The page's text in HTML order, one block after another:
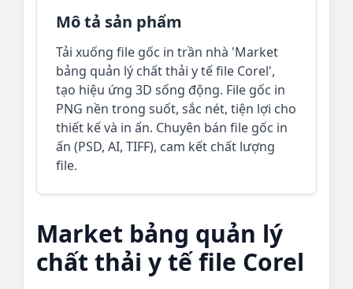
Mô tả sản phẩm
Tải xuống file gốc in trần nhà 'Market
bảng quản lý chất thải y tế file Corel',
tạo hiệu ứng 3D sống động. File gốc in
PNG nền trong suốt, sắc nét, tiện lợi cho
thiết kế và in ấn. Chuyên bán file gốc in
ấn (PSD, AI, TIFF), cam kết chất lượng
file.
Market bảng quản lý
chất thải y tế file Corel